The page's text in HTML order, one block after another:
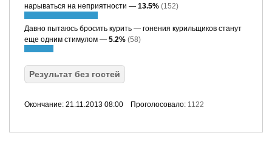
нарываться на неприятности — 13.5% (152)
Давно пытаюсь бросить курить — гонения курильщиков станут
еще одним стимулом — 5.2% (58)
Результат без гостей
Окончание: 21.11.2013 08:00 Проголосовало: 1122